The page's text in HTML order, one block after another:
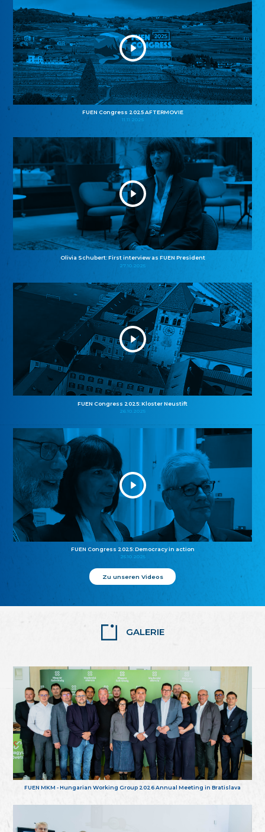
FUEN Congress 2025 AFTERMOVIE
11.11.2025
Olivia Schubert: First interview as FUEN President
27.10.2025
FUEN Congress 2025: Kloster Neustift
26.10.2025
FUEN Congress 2025: Democracy in action
25.10.2025
Zu unseren Videos
GALERIE
FUEN MKM - Hungarian Working Group 2026 Annual Meeting in Bratislava